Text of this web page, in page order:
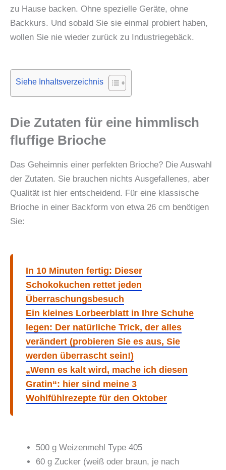
zu Hause backen. Ohne spezielle Geräte, ohne
Backkurs. Und sobald Sie sie einmal probiert haben,
wollen Sie nie wieder zurück zu Industriegebäck.
Siehe Inhaltsverzeichnis
Die Zutaten für eine himmlisch
fluffige Brioche
Das Geheimnis einer perfekten Brioche? Die Auswahl
der Zutaten. Sie brauchen nichts Ausgefallenes, aber
Qualität ist hier entscheidend. Für eine klassische
Brioche in einer Backform von etwa 26 cm benötigen
Sie:
In 10 Minuten fertig: Dieser
Schokokuchen rettet jeden
Überraschungsbesuch
Ein kleines Lorbeerblatt in Ihre Schuhe
legen: Der natürliche Trick, der alles
verändert (probieren Sie es aus, Sie
werden überrascht sein!)
„Wenn es kalt wird, mache ich diesen
Gratin“: hier sind meine 3
Wohlfühlrezepte für den Oktober
500 g Weizenmehl Type 405
60 g Zucker (weiß oder braun, je nach